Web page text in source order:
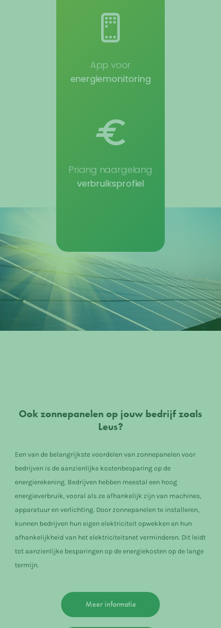
App voor
energiemonitoring
Pricing naargelang
verbruiksprofiel
Ook zonnepanelen op jouw bedrijf zoals
Leus?
Een van de belangrijkste voordelen van zonnepanelen voor
bedrijven is de aanzienlijke kostenbesparing op de
energierekening. Bedrijven hebben meestal een hoog
energieverbruik, vooral als ze afhankelijk zijn van machines,
apparatuur en verlichting. Door zonnepanelen te installeren,
kunnen bedrijven hun eigen elektriciteit opwekken en hun
afhankelijkheid van het elektriciteitsnet verminderen. Dit leidt
tot aanzienlijke besparingen op de energiekosten op de lange
termijn.
Meer informatie